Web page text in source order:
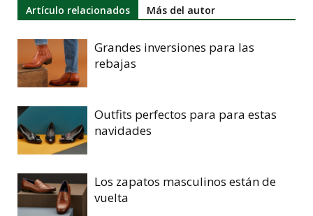
Artículo relacionados Más del autor
Grandes inversiones para las
rebajas
Outfits perfectos para para estas
navidades
Los zapatos masculinos están de
vuelta